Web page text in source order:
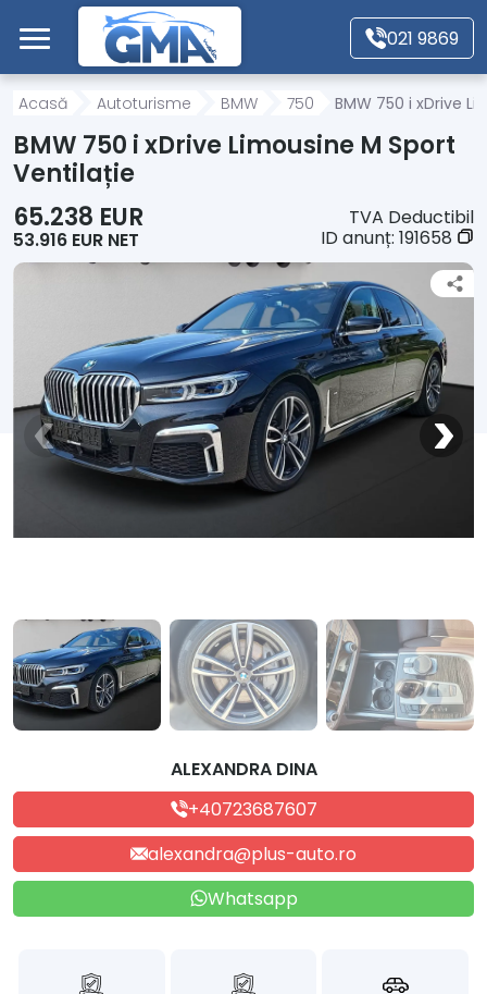
Mergi direct la conținutul principal
021 9869
Acasă
Autoturisme
Motociclete
Alte tipuri vehicule
Despre Noi
Contact
Acasă Autoturisme BMW 750 BMW 750 i xDrive
BMW 750 i xDrive Limousine M Sport
Ventilație
65.238 EUR
53.916 EUR NET
TVA Deductibil
ID anunț: 191658
ALEXANDRA DINA
+40723687607
alexandra@plus-auto.ro
Whatsapp